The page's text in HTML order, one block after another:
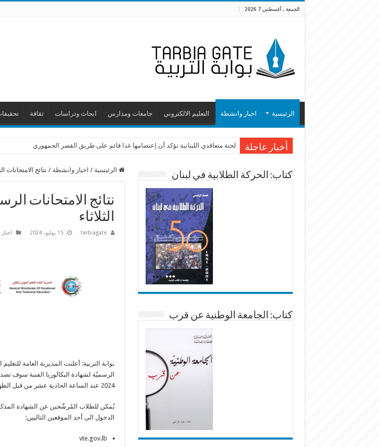
الجمعة , أغسطس 7 2026
الرئيسية اخبار وانشطة التعليم الالكتروني جامعات ومدارس ابحاث ودراسات ثقافة
أخبار عاجلة لجنة متعاقدي اللبنانية تؤكد أن إعتصامها غدا قائم على طريق القصر الجمهوري
الرئيسية / اخبار وانشطة / نتائج الامتحانات
نتائج الامتحانات
الثلاثاء
tarbiagate 15 يوليو، 2024
بوابة التربية: أعلنت المديرية العامة
2024 عند الساعة الحادية عشر من قبل الظهر.
يُمكن للطلاب المُرشّحين عن الشهادة
الدخول الى أحد الموقعين التاليين:
vte.gov.lb
كتاب: الحركة الطلابية في لبنان
كتاب: الجامعة الوطنية عن قرب